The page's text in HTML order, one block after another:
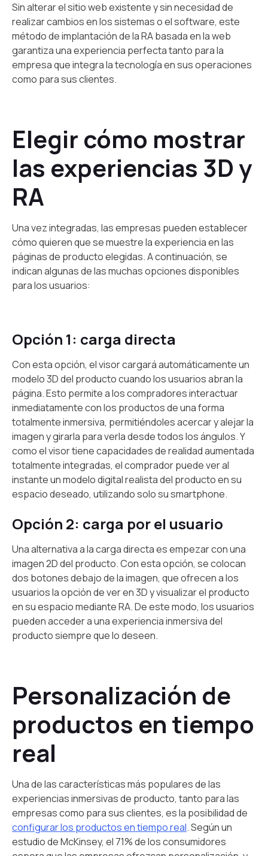
Sin alterar el sitio web existente y sin necesidad de
realizar cambios en los sistemas o el software, este
método de implantación de la RA basada en la web
garantiza una experiencia perfecta tanto para la
empresa que integra la tecnología en sus operaciones
como para sus clientes.
Elegir cómo mostrar
las experiencias 3D y
RA
Una vez integradas, las empresas pueden establecer
cómo quieren que se muestre la experiencia en las
páginas de producto elegidas. A continuación, se
indican algunas de las muchas opciones disponibles
para los usuarios:
Opción 1: carga directa
Con esta opción, el visor cargará automáticamente un
modelo 3D del producto cuando los usuarios abran la
página. Esto permite a los compradores interactuar
inmediatamente con los productos de una forma
totalmente inmersiva, permitiéndoles acercar y alejar la
imagen y girarla para verla desde todos los ángulos. Y
como el visor tiene capacidades de realidad aumentada
totalmente integradas, el comprador puede ver al
instante un modelo digital realista del producto en su
espacio deseado, utilizando solo su smartphone.
Opción 2: carga por el usuario
Una alternativa a la carga directa es empezar con una
imagen 2D del producto. Con esta opción, se colocan
dos botones debajo de la imagen, que ofrecen a los
usuarios la opción de ver en 3D y visualizar el producto
en su espacio mediante RA. De este modo, los usuarios
pueden acceder a una experiencia inmersiva del
producto siempre que lo deseen.
Personalización de
productos en tiempo
real
Una de las características más populares de las
experiencias inmersivas de producto, tanto para las
empresas como para sus clientes, es la posibilidad de
configurar los productos en tiempo real. Según un
estudio de McKinsey, el 71% de los consumidores